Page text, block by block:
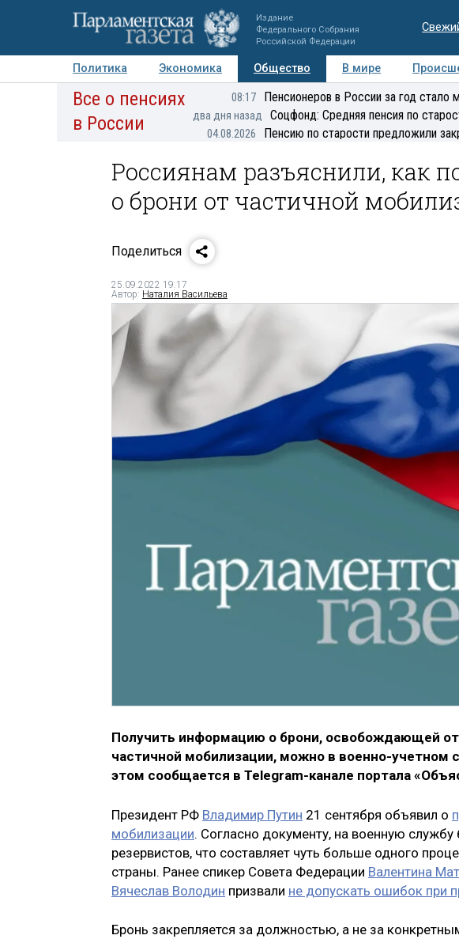
Издание
Федерального Собрания
Российской Федерации
Политика Экономика Общество В мире
Авторы Персоны Мнения Регионы Медиацентр
Все о пенсиях
в России
08:17 Пенсионеров в России за год стало
два дня назад Соцфонд: Средняя пенсия по
04.08.2026 Пенсию по старости предложили
Россиянам разъяснили, как
о брони от частичной
Поделиться
25.09.2022 19:17
Автор: Наталия Васильева
Получить информацию о брони, освобождающей
частичной мобилизации, можно в военно-учетном
этом сообщается в Telegram-канале портала
Президент РФ Владимир Путин 21 сентября объявил о
мобилизации. Согласно документу, на военную
резервистов, что составляет чуть больше одного
страны. Ранее спикер Совета Федерации Валентина
Вячеслав Володин призвали не допускать ошибок при
Бронь закрепляется за должностью, а не за